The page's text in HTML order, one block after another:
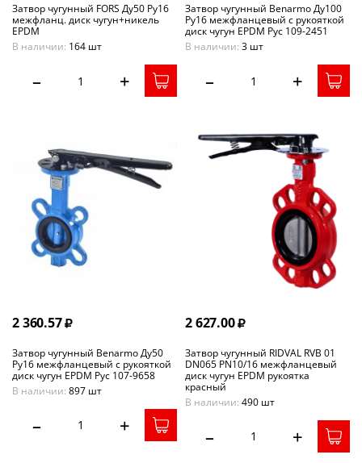
Затвор чугунный FORS Ду50 Ру16
межфланц. диск чугун+никель
EPDM
В наличии: 164 шт
– +
Затвор чугунный Benarmo Ду100
Ру16 межфланцевый с рукояткой
диск чугун EPDM Рус 109-2451
В наличии: 3 шт
– +
2 360.57
Затвор чугунный Benarmo Ду50
Ру16 межфланцевый с рукояткой
диск чугун EPDM Рус 107-9658
В наличии: 897 шт
– +
2 627.00
Затвор чугунный RIDVAL RVB 01
DN065 PN10/16 межфланцевый
диск чугун EPDM рукоятка
красный
В наличии: 490 шт
– +